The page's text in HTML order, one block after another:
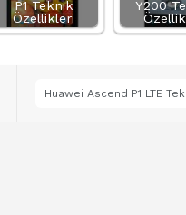
P1 Teknik
Özellikleri
Y200
Huawei Ascend P1 LTE